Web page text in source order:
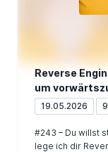
Reverse
um
19.05.2026
#243 – Du willst
lege ich dir